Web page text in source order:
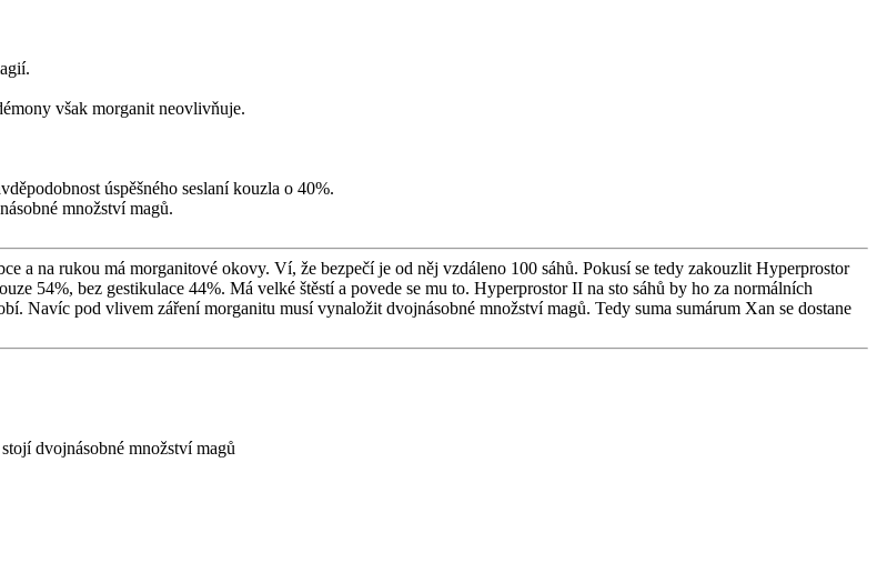
však morganit neovlivňuje.
úspěšného seslaní kouzla o 40%.
množství magů.
a na rukou má morganitové okovy. Ví, že bezpečí je od něj vzdáleno 100 sáhů. Pokusí se tedy zakouzlit Hyperprostor
54%, bez gestikulace 44%. Má velké štěstí a povede se mu to. Hyperprostor II na sto sáhů by ho za normálních
Navíc pod vlivem záření morganitu musí vynaložit dvojnásobné množství magů. Tedy suma sumárum Xan se dostane
dvojnásobné množství magů